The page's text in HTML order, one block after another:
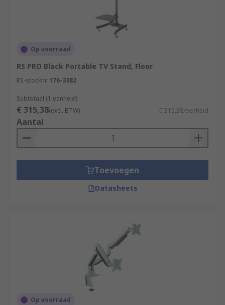
Op voorraad
RS PRO Black Portable TV Stand, Floor
RS-stocknr. 176-3382
Subtotaal (1 eenheid)
€ 315,38(excl. BTW) € 315,38/eenheid
Aantal
Toevoegen
Datasheets
Op voorraad